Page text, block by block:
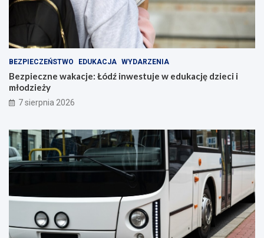
BEZPIECZEŃSTWO EDUKACJA WYDARZENIA
Bezpieczne wakacje: Łódź inwestuje w edukację dzieci i
młodzieży
7 sierpnia 2026